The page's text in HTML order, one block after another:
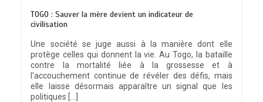
TOGO : Sauver la mère devient un indicateur de
civilisation
Une société se juge aussi à la manière dont elle
protège celles qui donnent la vie. Au Togo, la bataille
contre la mortalité liée à la grossesse et à
l’accouchement continue de révéler des défis, mais
elle laisse désormais apparaître un signal que les
politiques […]